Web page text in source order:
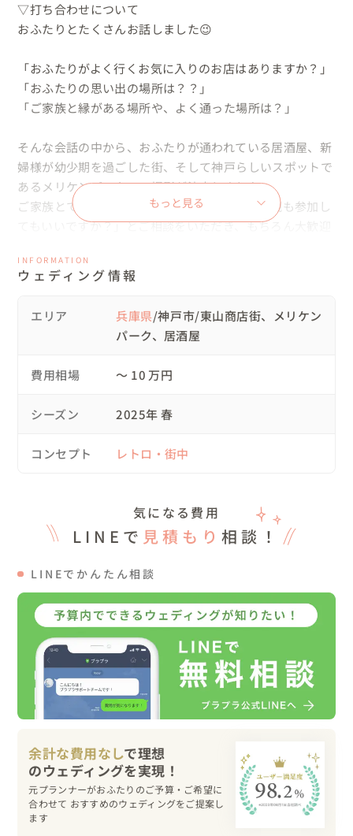
▽打ち合わせについて
おふたりとたくさんお話しました😉
「おふたりがよく行くお気に入りのお店はありますか？」
「おふたりの思い出の場所は？？」
「ご家族と縁がある場所や、よく通った場所は？」
そんな会話の中から、おふたりが通われている居酒屋、新
婦様が幼少期を過ごした街、そして神戸らしいスポットで
あるメリケンパークでの撮影が決定しました。
ご家族とても仲が良いとのことで、「撮影に両親も参加し
てもいいですか？」とご相談をいただき、もちろん大歓迎
▽スケジュール
15:00　東山商店街や幼少期のマンション周辺で撮影
17:00　メリケンパークで撮影
私は少し早めに居酒屋に到着し、お店の方と打ち合わせを
ご両家のお父様には、移動時の運転などサポートしていた
様ご夫婦もご一緒に、にぎやかに到着されました✨️
店内はそんなに広い場所ではなかったので、みんなでぎゅ
ご両親は「こんな所で前撮り？」と少し不思議そうな表情
でしたが、
撮った写真を見ていただくと「なるほど！こういう感じ
ね！」と驚きながらも感心されたご様子でした😄
おふたりは、いつものお店ということもあり、リラックス
したご様子でとても楽しそう♫
ビールで始まり、気づいたらテキーラまで！🇪🇸
なんて思い出しながらも、楽しそうな表情を見ていると、
こちらまで嬉しくなってしまいました🥂
お母様から「カメラマンさんもテキーラどう？ビールでも
良いけど」と聞かれてしましたが、、お酒好きの私です
もっと見る
INFORMATION
ウェディング情報
エリア 兵庫県/神戸市/東山商店街、メリケン
パーク、居酒屋
費用相場 〜 10 万円
シーズン 2025年 春
コンセプト レトロ・街中
気になる費用
LINEで 見積もり 相談！
LINEでかんたん相談
余計な費用なしで理想
元プランナーがおふたりのご予算・ご希望に
合わせて おすすめのウェディングをご提案し
ます